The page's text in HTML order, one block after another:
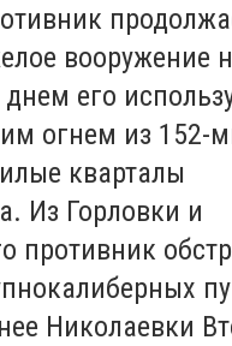
вооружение
его
огнем из 152-
кварталы
Из Горловки и
противник
Николаевки